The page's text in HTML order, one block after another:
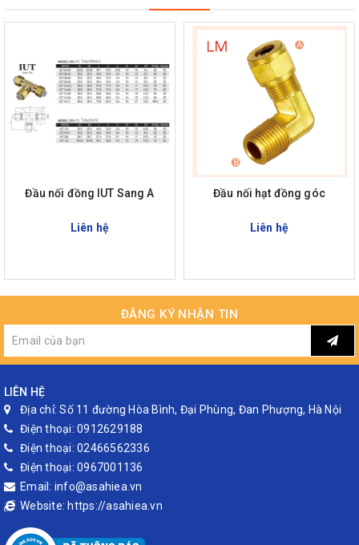
Đầu nối đồng IUT Sang A
Liên hệ
Đầu nối hạt đồng góc
Liên hệ
ĐĂNG KÝ NHẬN TIN
LIÊN HỆ
Địa chỉ: Số 11 đường Hòa Bình, Đại Phùng, Đan Phượng, Hà Nội
Điện thoại: 0912629188
Điện thoại: 02466562336
Điện thoại: 0967001136
Email: info@asahiea.vn
Website: https://asahiea.vn